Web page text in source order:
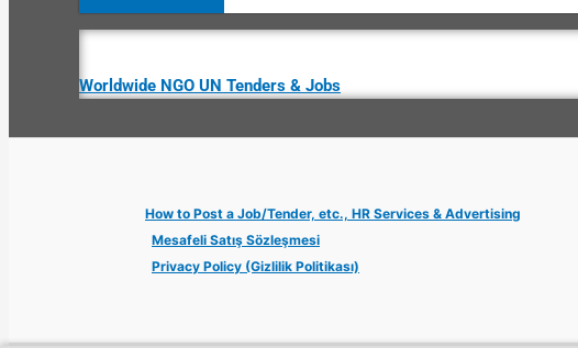
Worldwide NGO UN Tenders & Jobs
How to Post a Job/Tender, etc., HR Services & Advertising
Mesafeli Satış Sözleşmesi
Privacy Policy (Gizlilik Politikası)